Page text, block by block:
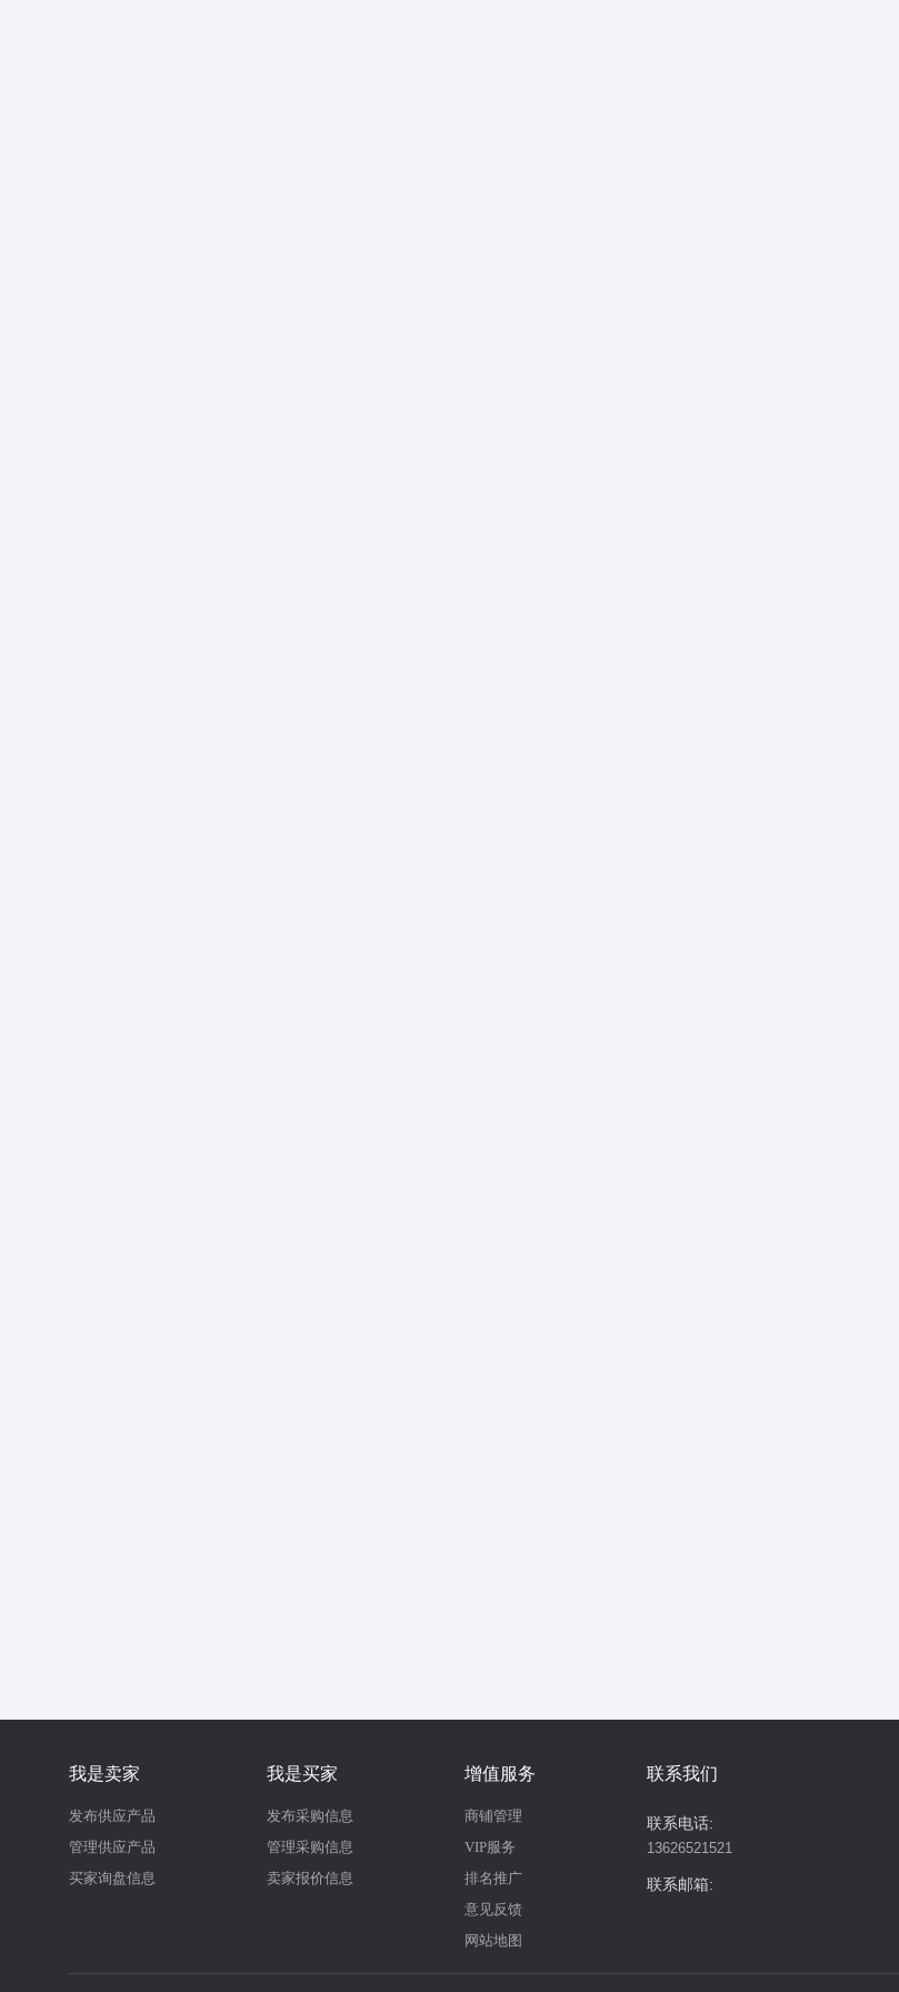
我是卖家
发布供应产品
管理供应产品
买家询盘信息
我是买家
发布采购信息
管理采购信息
卖家报价信息
增值服务
商铺管理
VIP服务
排名推广
意见反馈
网站地图
联系我们
联系电话:
13626521521
联系邮箱: